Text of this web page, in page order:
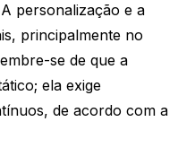
personalização e a
principalmente no
se de que a
ela exige
de acordo com a